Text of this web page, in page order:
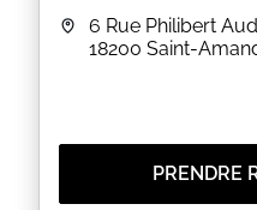
6 Rue Philibert
18200 Saint-
PRENDRE